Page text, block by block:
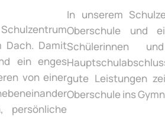
Dach. Damit
ein enges
von einer
persönliche
In unserem
Oberschule und
Schülerinnen
gute Leistungen
Oberschule ins